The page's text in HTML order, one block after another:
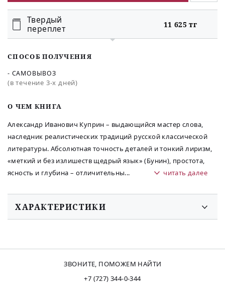
O ЧЕМ КНИГА
Александр Иванович Куприн – выдающийся мастер слова,
наследник реалистических традиций русской классической
литературы. Абсолютная точность деталей и тонкий лиризм,
«меткий и без излишеств щедрый язык» (Бунин), простота,
ясность и глубина – отличительны... читать далее
Твердый
переплет
11 625 тг
СПОСОБ ПОЛУЧЕНИЯ
- САМОВЫВОЗ
(в течение 3-х дней)
ХАРАКТЕРИСТИКИ
ЗВОНИТЕ, ПОМОЖЕМ НАЙТИ
+7 (727) 344-0-344